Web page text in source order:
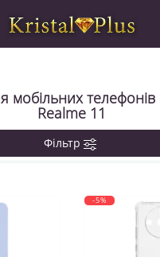
мобільних телефонів
Realme 11
Фільтр
-5%